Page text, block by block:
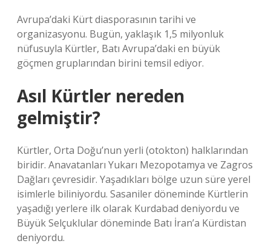
Avrupa’daki Kürt diasporasının tarihi ve
organizasyonu. Bugün, yaklaşık 1,5 milyonluk
nüfusuyla Kürtler, Batı Avrupa’daki en büyük
göçmen gruplarından birini temsil ediyor.
Asıl Kürtler nereden
gelmiştir?
Kürtler, Orta Doğu’nun yerli (otokton) halklarından
biridir. Anavatanları Yukarı Mezopotamya ve Zagros
Dağları çevresidir. Yaşadıkları bölge uzun süre yerel
isimlerle biliniyordu. Sasaniler döneminde Kürtlerin
yaşadığı yerlere ilk olarak Kurdabad deniyordu ve
Büyük Selçuklular döneminde Batı İran’a Kürdistan
deniyordu.